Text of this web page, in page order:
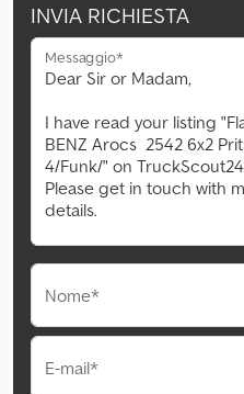
INVIA RICHIESTA
Messaggio*
Nome*
E-mail*